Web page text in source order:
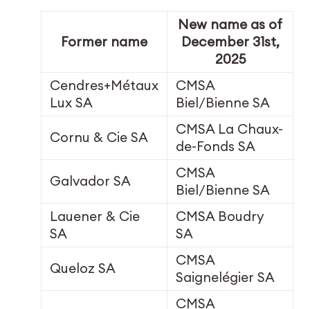
Former name
New name as of
December 31st,
2025
Cendres+Métaux
Lux SA
CMSA
Biel/Bienne SA
Cornu & Cie SA
CMSA La Chaux-
de-Fonds SA
Galvador SA
CMSA
Biel/Bienne SA
Lauener & Cie
SA
CMSA Boudry
SA
Queloz SA
CMSA
Saignelégier SA
CMSA